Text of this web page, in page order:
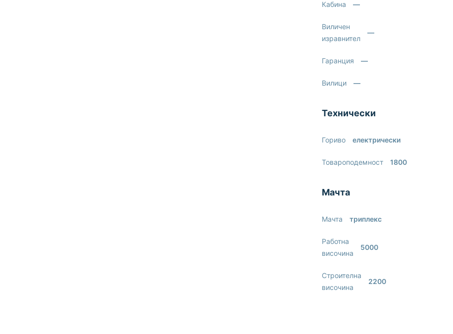
Кабина —
Виличен
изравнител
—
Гаранция —
Вилици —
Технически
Гориво електрически
Товароподемност 1800
Мачта
Мачта триплекс
Работна
височина
5000
Строителна
височина
2200